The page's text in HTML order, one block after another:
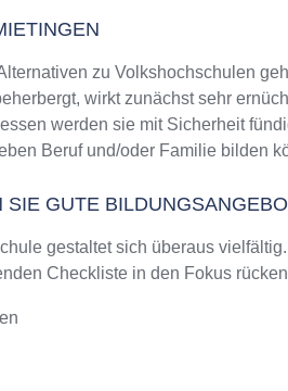
zu Volkshochschulen
wirkt zunächst sehr
werden sie mit Sicherheit
Beruf und/oder Familie bilden
GUTE
gestaltet sich überaus
Checkliste in den Fokus